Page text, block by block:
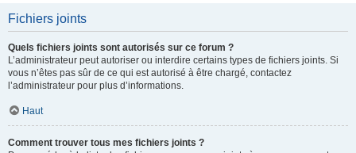
Fichiers joints
Quels fichiers joints sont autorisés sur ce forum ?
L’administrateur peut autoriser ou interdire certains types de fichiers joints. Si
vous n’êtes pas sûr de ce qui est autorisé à être chargé, contactez
l’administrateur pour plus d’informations.
Haut
Comment trouver tous mes fichiers joints ?